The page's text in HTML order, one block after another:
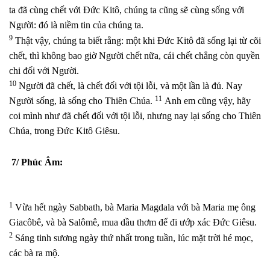
ta đã cùng chết với Đức Kitô, chúng ta cũng sẽ cùng sống với
Người: đó là niềm tin của chúng ta.
9 Thật vậy, chúng ta biết rằng: một khi Đức Kitô đã sống lại từ cõi
chết, thì không bao giờ Người chết nữa, cái chết chẳng còn quyền
chi đối với Người.
10 Người đã chết, là chết đối với tội lỗi, và một lần là đủ. Nay
Người sống, là sống cho Thiên Chúa. 11 Anh em cũng vậy, hãy
coi mình như đã chết đối với tội lỗi, nhưng nay lại sống cho Thiên
Chúa, trong Đức Kitô Giêsu.
7/ Phúc Âm:
1 Vừa hết ngày Sabbath, bà Maria Magdala với bà Maria mẹ ông
Giacôbê, và bà Salômê, mua dầu thơm để đi ướp xác Đức Giêsu.
2 Sáng tinh sương ngày thứ nhất trong tuần, lúc mặt trời hé mọc,
các bà ra mộ.